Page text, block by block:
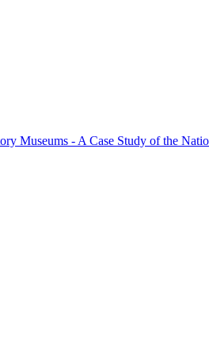
Museums - A Case Study of the